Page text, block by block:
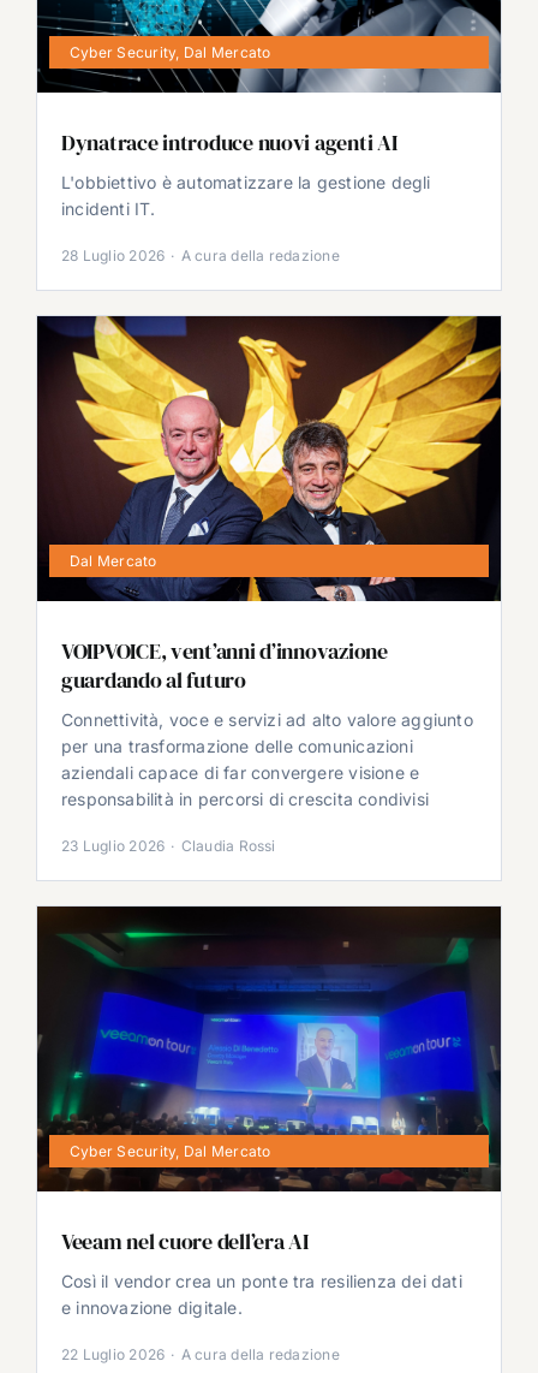
Cyber Security, Dal Mercato
Dynatrace introduce nuovi agenti AI
L'obbiettivo è automatizzare la gestione degli
incidenti IT.
28 Luglio 2026 · A cura della redazione
Dal Mercato
VOIPVOICE, vent’anni d’innovazione
guardando al futuro
Connettività, voce e servizi ad alto valore aggiunto
per una trasformazione delle comunicazioni
aziendali capace di far convergere visione e
responsabilità in percorsi di crescita condivisi
23 Luglio 2026 · Claudia Rossi
Cyber Security, Dal Mercato
Veeam nel cuore dell’era AI
Così il vendor crea un ponte tra resilienza dei dati
e innovazione digitale.
22 Luglio 2026 · A cura della redazione